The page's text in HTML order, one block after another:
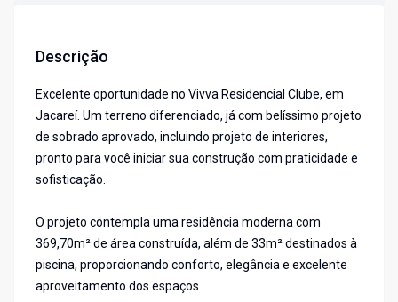
Descrição
Excelente oportunidade no Vivva Residencial Clube, em
Jacareí. Um terreno diferenciado, já com belíssimo projeto
de sobrado aprovado, incluindo projeto de interiores,
pronto para você iniciar sua construção com praticidade e
sofisticação.
O projeto contempla uma residência moderna com
369,70m² de área construída, além de 33m² destinados à
piscina, proporcionando conforto, elegância e excelente
aproveitamento dos espaços.